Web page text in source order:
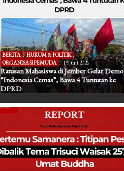
BERITA , HUKUM & POLITIK ,
ORGANISASI PEMUDA
15 Juni 2026
Ratusan Mahasiswa di Jember Gelar Demo
“Indonesia Cemas”, Bawa 4 Tuntutan ke
DPRD